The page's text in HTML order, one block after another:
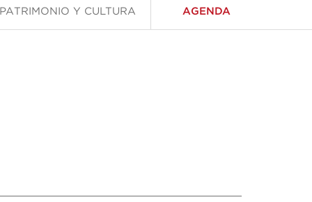
PATRIMONIO Y CULTURA AGENDA